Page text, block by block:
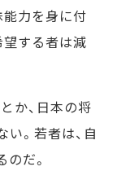
力を身に付
望する者は減
か、日本の将
。若者は、自
だ。